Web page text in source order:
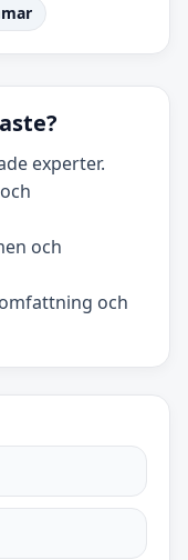
experter.
och
och